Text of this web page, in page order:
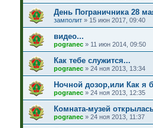
День Пограничника 28
замполит» 15 июн 2017, 09:40
видео...
pogranec» 11 июн 2014, 09:50
Как тебе служится...
pogranec» 24 ноя 2013, 13:34
Ночной дозор,или Как я
pogranec» 24 ноя 2013, 12:35
Комната-музей
pogranec» 24 ноя 2013, 11:37